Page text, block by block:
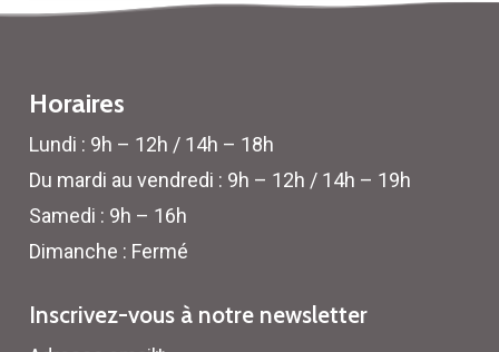
Horaires
Lundi : 9h – 12h / 14h – 18h
Du mardi au vendredi : 9h – 12h / 14h – 19h
Samedi : 9h – 16h
Dimanche : Fermé
Inscrivez-vous à notre newsletter